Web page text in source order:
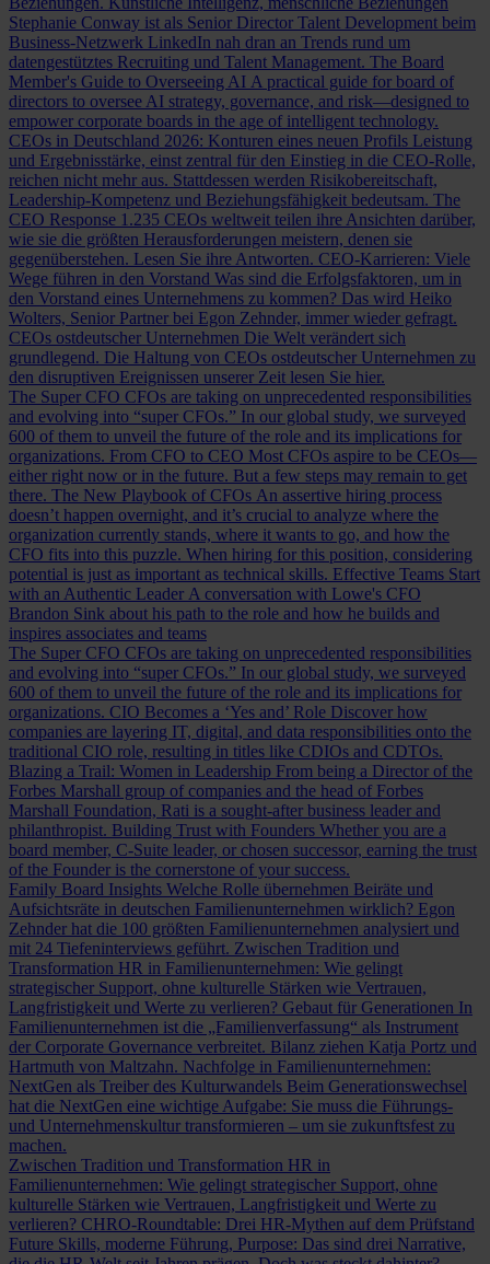
Stephanie Conway ist als Senior Director Talent Development beim
Business-Netzwerk LinkedIn nah dran an Trends rund um
datengestütztes Recruiting und Talent Management. The Board
Member's Guide to Overseeing AI A practical guide for board of
directors to oversee AI strategy, governance, and risk—designed to
empower corporate boards in the age of intelligent technology.
CEOs in Deutschland 2026: Konturen eines neuen Profils Leistung
und Ergebnisstärke, einst zentral für den Einstieg in die CEO-Rolle,
reichen nicht mehr aus. Stattdessen werden Risikobereitschaft,
Leadership-Kompetenz und Beziehungsfähigkeit bedeutsam. The
CEO Response 1.235 CEOs weltweit teilen ihre Ansichten darüber,
wie sie die größten Herausforderungen meistern, denen sie
gegenüberstehen. Lesen Sie ihre Antworten. CEO-Karrieren: Viele
Wege führen in den Vorstand Was sind die Erfolgsfaktoren, um in
den Vorstand eines Unternehmens zu kommen? Das wird Heiko
Wolters, Senior Partner bei Egon Zehnder, immer wieder gefragt.
CEOs ostdeutscher Unternehmen Die Welt verändert sich
grundlegend. Die Haltung von CEOs ostdeutscher Unternehmen zu
den disruptiven Ereignissen unserer Zeit lesen Sie hier.
The Super CFO CFOs are taking on unprecedented responsibilities
and evolving into “super CFOs.” In our global study, we surveyed
600 of them to unveil the future of the role and its implications for
organizations. From CFO to CEO Most CFOs aspire to be CEOs—
either right now or in the future. But a few steps may remain to get
there. The New Playbook of CFOs An assertive hiring process
doesn’t happen overnight, and it’s crucial to analyze where the
organization currently stands, where it wants to go, and how the
CFO fits into this puzzle. When hiring for this position, considering
potential is just as important as technical skills. Effective Teams Start
with an Authentic Leader A conversation with Lowe's CFO
Brandon Sink about his path to the role and how he builds and
inspires associates and teams
The Super CFO CFOs are taking on unprecedented responsibilities
and evolving into “super CFOs.” In our global study, we surveyed
600 of them to unveil the future of the role and its implications for
organizations. CIO Becomes a ‘Yes and’ Role Discover how
companies are layering IT, digital, and data responsibilities onto the
traditional CIO role, resulting in titles like CDIOs and CDTOs.
Blazing a Trail: Women in Leadership From being a Director of the
Forbes Marshall group of companies and the head of Forbes
Marshall Foundation, Rati is a sought-after business leader and
philanthropist. Building Trust with Founders Whether you are a
board member, C-Suite leader, or chosen successor, earning the trust
of the Founder is the cornerstone of your success.
Family Board Insights Welche Rolle übernehmen Beiräte und
Aufsichtsräte in deutschen Familienunternehmen wirklich? Egon
Zehnder hat die 100 größten Familienunternehmen analysiert und
mit 24 Tiefeninterviews geführt. Zwischen Tradition und
Transformation HR in Familienunternehmen: Wie gelingt
strategischer Support, ohne kulturelle Stärken wie Vertrauen,
Langfristigkeit und Werte zu verlieren? Gebaut für Generationen In
Familienunternehmen ist die „Familienverfassung“ als Instrument
der Corporate Governance verbreitet. Bilanz ziehen Katja Portz und
Hartmuth von Maltzahn. Nachfolge in Familienunternehmen:
NextGen als Treiber des Kulturwandels Beim Generationswechsel
hat die NextGen eine wichtige Aufgabe: Sie muss die Führungs-
und Unternehmenskultur transformieren – um sie zukunftsfest zu
machen.
Zwischen Tradition und Transformation HR in
Familienunternehmen: Wie gelingt strategischer Support, ohne
kulturelle Stärken wie Vertrauen, Langfristigkeit und Werte zu
verlieren? CHRO-Roundtable: Drei HR-Mythen auf dem Prüfstand
Future Skills, moderne Führung, Purpose: Das sind drei Narrative,